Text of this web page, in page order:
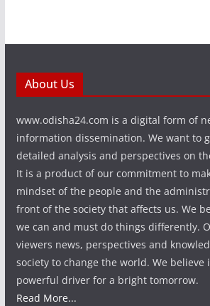
About Us
www.odisha24.com is a digital form of
information dissemination. We want to
detailed analysis and perspectives on
It is a product of our commitment to
mindset of the people and the
front of the society that affects us. We
we can and must do things differently.
viewers news, perspectives and
society to change the world. We believe
powerful driver for a bright tomorrow.
Read More...